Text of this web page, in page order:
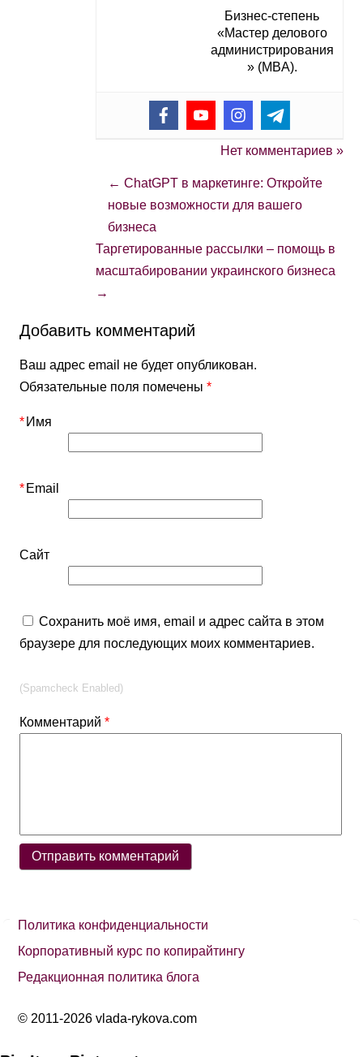
Бизнес-степень
«Мастер делового
администрирования
» (MBA).
Нет комментариев »
← ChatGPT в маркетинге: Откройте
новые возможности для вашего
бизнеса
Таргетированные рассылки – помощь в
масштабировании украинского бизнеса
→
Добавить комментарий
Ваш адрес email не будет опубликован.
Обязательные поля помечены*
Комментарий*
Имя
*
Email
*
Сайт
Сохранить моё имя, email и адрес сайта в этом
браузере для последующих моих комментариев.
(Spamcheck Enabled)
Политика конфиденциальности
Корпоративный курс по копирайтингу
Редакционная политика блога
© 2011-2026 vlada-rykova.com